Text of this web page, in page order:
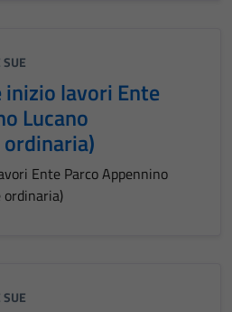
lavori Ente
Lucano
Ente Parco Appennino
ordinaria)